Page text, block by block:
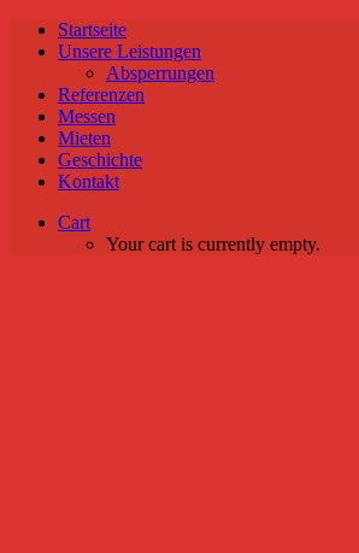
Startseite
Unsere Leistungen
Absperrungen
Referenzen
Messen
Mieten
Geschichte
Kontakt
Cart
Your cart is currently empty.